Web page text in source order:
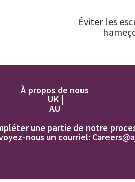
Éviter les
À propos de nous
UK
AU
une partie de notre
nous un courriel: